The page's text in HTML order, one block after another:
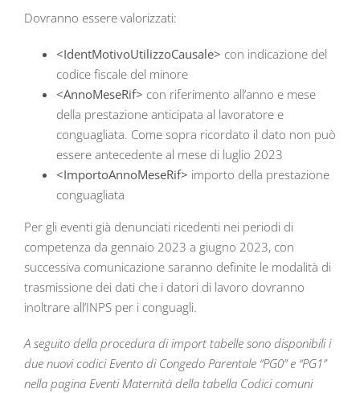
Dovranno essere valorizzati:
<IdentMotivoUtilizzoCausale> con indicazione del
codice fiscale del minore
<AnnoMeseRif> con riferimento all’anno e mese
della prestazione anticipata al lavoratore e
conguagliata. Come sopra ricordato il dato non può
essere antecedente al mese di luglio 2023
<ImportoAnnoMeseRif> importo della prestazione
conguagliata
Per gli eventi già denunciati ricedenti nei periodi di
competenza da gennaio 2023 a giugno 2023, con
successiva comunicazione saranno definite le modalità di
trasmissione dei dati che i datori di lavoro dovranno
inoltrare all’INPS per i conguagli.
A seguito della procedura di import tabelle sono disponibili i
due nuovi codici Evento di Congedo Parentale “PG0” e “PG1”
nella pagina Eventi Maternità della tabella Codici comuni